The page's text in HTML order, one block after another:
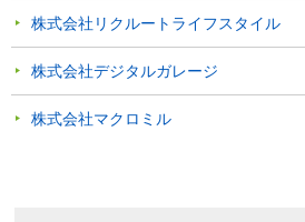
株式会社リクルートライフスタイル
株式会社デジタルガレージ
株式会社マクロミル